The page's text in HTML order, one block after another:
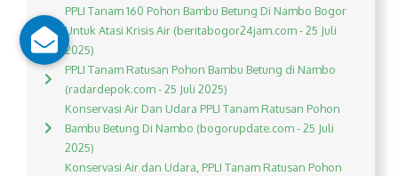
PPLI Tanam 160 Pohon Bambu Betung Di Nambo Bogor
Untuk Atasi Krisis Air (beritabogor24jam.com - 25 Juli
2025)
PPLI Tanam Ratusan Pohon Bambu Betung di Nambo
(radardepok.com - 25 Juli 2025)
Konservasi Air Dan Udara PPLI Tanam Ratusan Pohon
Bambu Betung Di Nambo (bogorupdate.com - 25 Juli
2025)
Konservasi Air dan Udara, PPLI Tanam Ratusan Pohon